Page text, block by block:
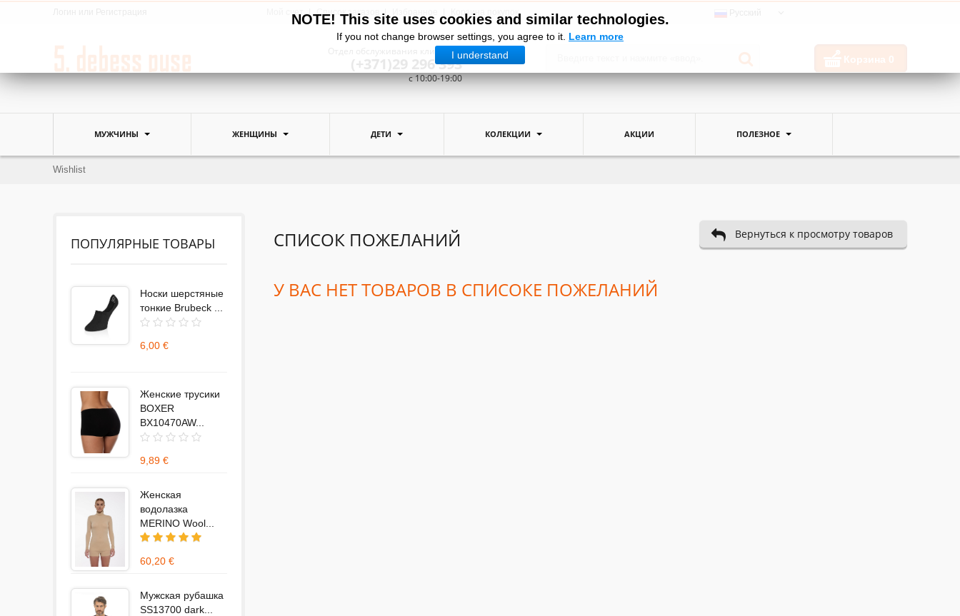
NOTE! This site uses cookies and similar technologies.
If you not change browser settings, you agree to it. Learn more
I understand
Мой счет Список заказов Корзина покупок
Отдел обслуживания клиентов:
(+371)29 296 393
c 10:00-19:00
Корзина 0
МУЖЧИНЫ ЖЕНЩИНЫ ДЕТИ КОЛЕКЦИИ АКЦИИ ПОЛЕЗНОЕ
Wishlist
СПИСОК ПОЖЕЛАНИЙ Вернуться к просмотру товаров
У ВАС НЕТ ТОВАРОВ В СПИСОКЕ ПОЖЕЛАНИЙ
ПОПУЛЯРНЫЕ ТОВАРЫ
Носки шерстяные
тонкие Brubeck ...
6,00 €
Женские трусики
BOXER
BX10470AW...
9,89 €
Женская
водолазка
MERINO Wool...
60,20 €
Мужская рубашка
SS13700 dark...